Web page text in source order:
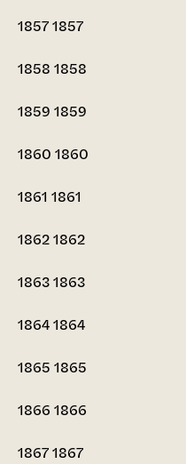
18571857
1858 1858
1859 1859
1860 1860
1861 1861
18621862
18631863
18641864
1865 1865
1866 1866
18671867